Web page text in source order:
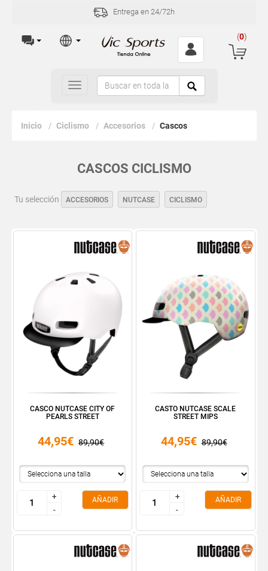
Entrega en 24/72h
(0)
Toggle
navigation
Inicio Ciclismo Accesorios Cascos
CASCOS CICLISMO
Tu selección ACCESORIOS NUTCASE CICLISMO
CASCO NUTCASE CITY OF
PEARLS STREET
44,95€ 89,90€
+
-
+
-
AÑADIR
CASTO NUTCASE SCALE
STREET MIPS
44,95€ 89,90€
+
-
+
-
AÑADIR